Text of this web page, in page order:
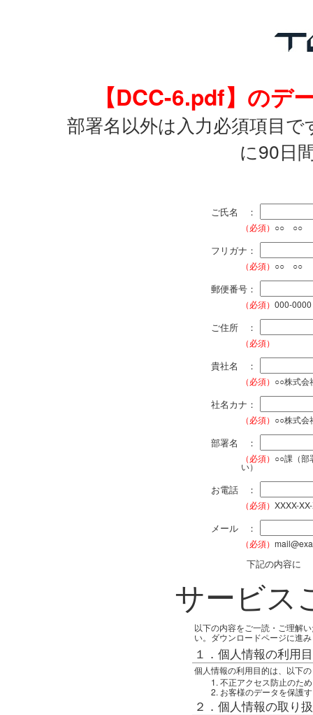
【DCC-6.pdf】のデ
部署名以外は入力必須項目
に90日
ご氏名 ：
（必須） ○○ ○○
フリガナ：
（必須） ○○ ○○
郵便番号：
（必須） 000-0000
ご住所 ：
（必須）
貴社名 ：
（必須） ○○株式会
社名カナ：
（必須） ○○株式会
部署名 ：
（必須） ○○課（部
い）
お電話 ：
（必須） XXXX-
メール ：
（必須）
下記の内容に
サービス
以下の内容をご一読・ご理解
い。ダウンロードページに進
１．個人情報の利用
個人情報の利用目的は、以下
不正アクセス防止のため
お客様のデータを保護
２．個人情報の取り